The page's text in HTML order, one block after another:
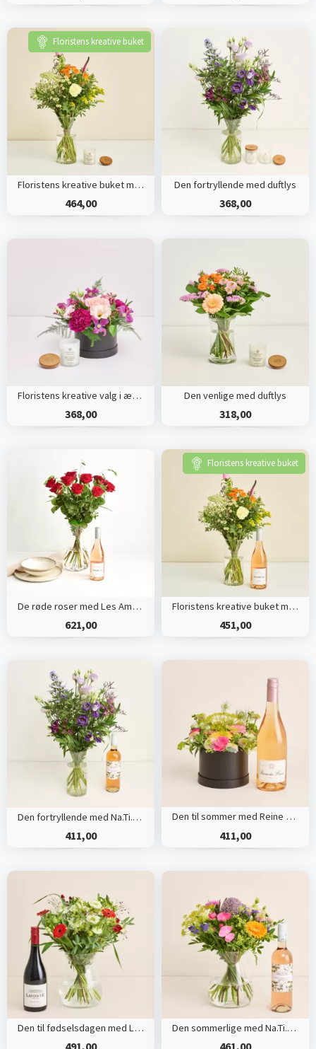
Floristens kreative buket
Floristens kreative buket med duftlys
464,00
Den fortryllende med duftlys
368,00
Floristens kreative valg i æske med duftlys
368,00
Den venlige med duftlys
318,00
De røde roser med Les Amourettes, Rosé Pays d`Oc
621,00
Floristens kreative buket
Floristens kreative buket med Les Amourettes, Rosé Pays d`Oc
451,00
Den fortryllende med Na.Ti.Vo Rosé
411,00
Den til sommer med Reine des Fleurs Rosé
411,00
Den til fødselsdagen med Lavonte, Zinfandel
491,00
Den sommerlige med Na.Ti.Vo Rosé
461,00